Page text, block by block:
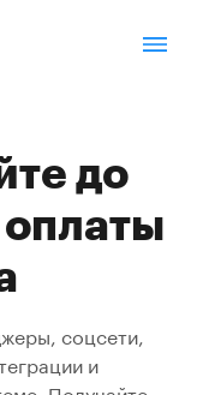
до
соцсети,
и